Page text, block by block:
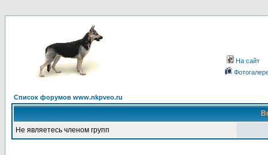
На сайт
Список форумов www.nkpveo.ru
Не являетесь членом групп